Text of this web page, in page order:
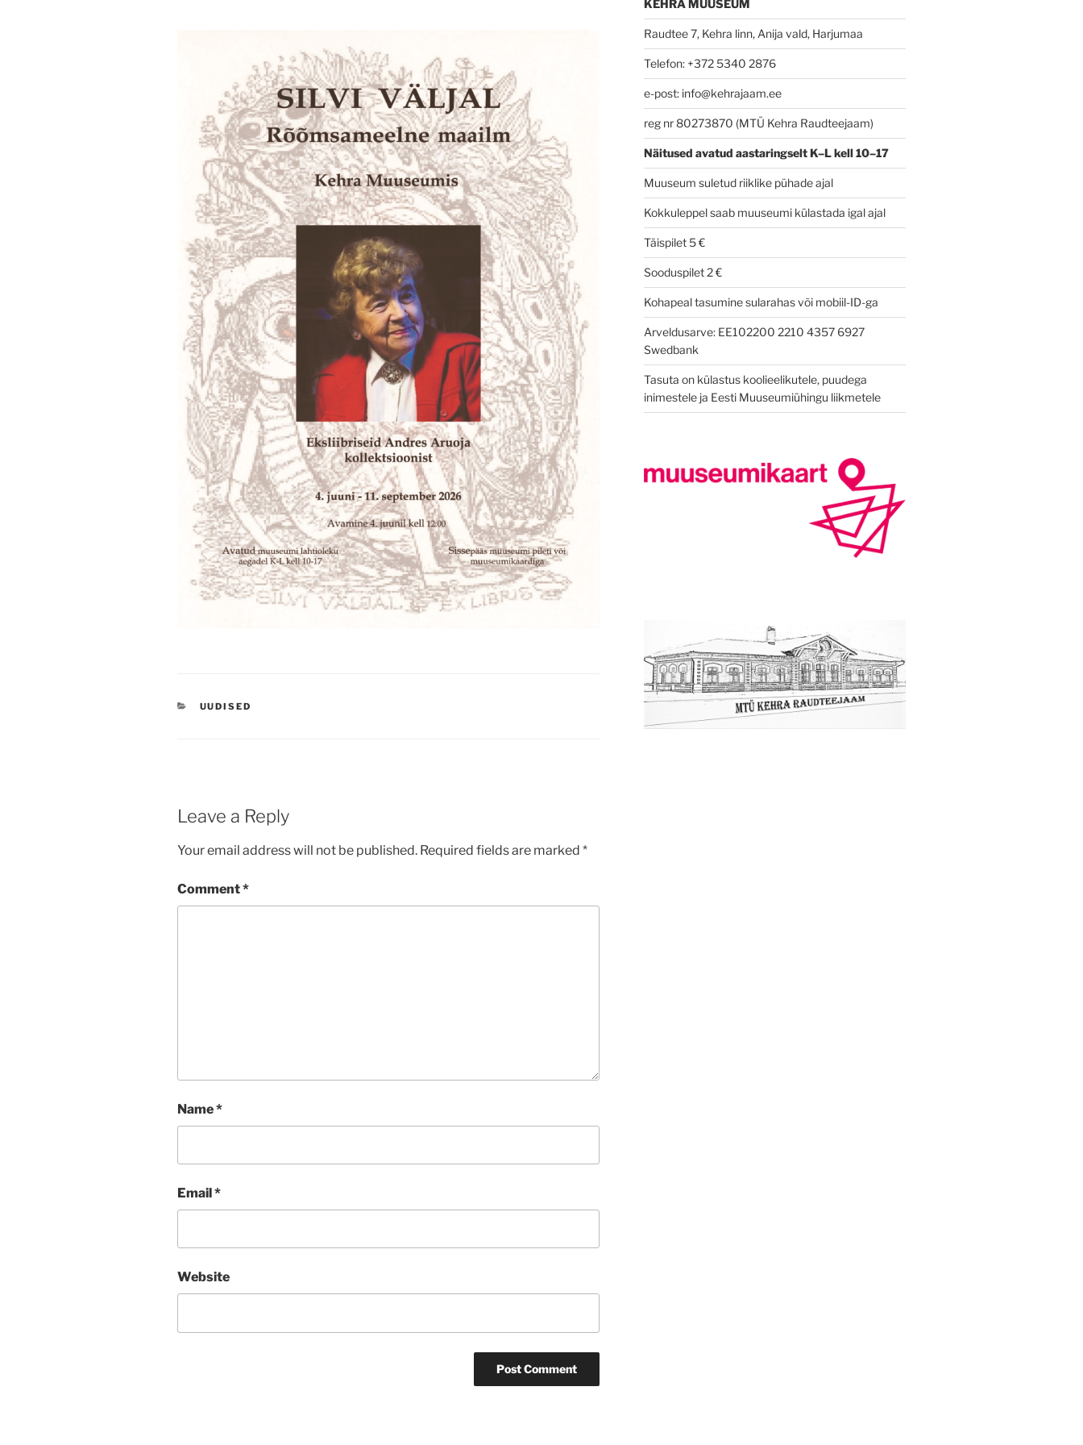
CATEGORIES
UUDISED
Leave a Reply
Your email address will not be published. Required fields are marked *
Comment*
Name*
Email*
Website
KEHRA MUUSEUM
Raudtee 7, Kehra linn, Anija vald, Harjumaa
Telefon: +372 5340 2876
e-post: info@kehrajaam.ee
reg nr 80273870 (MTÜ Kehra Raudteejaam)
Näitused avatud aastaringselt K–L kell 10–17
Muuseum suletud riiklike pühade ajal
Kokkuleppel saab muuseumi külastada igal ajal
Täispilet 5 €
Sooduspilet 2 €
Kohapeal tasumine sularahas või mobiil-ID-ga
Arveldusarve: EE102200 2210 4357 6927
Swedbank
Tasuta on külastus koolieelikutele, puudega
inimestele ja Eesti Muuseumiühingu liikmetele